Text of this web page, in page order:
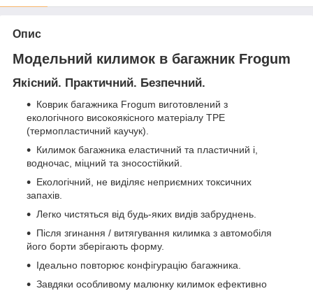
Опис
Модельний килимок в багажник Frogum
Якісний. Практичний. Безпечний.
Коврик багажника Frogum виготовлений з
екологічного високоякісного матеріалу TPE
(термопластичний каучук).
Килимок багажника еластичний та пластичний і,
водночас, міцний та зносостійкий.
Екологічний, не виділяє неприємних токсичних
запахів.
Легко чистяться від будь-яких видів забруднень.
Після згинання / витягування килимка з автомобіля
його борти зберігають форму.
Ідеально повторює конфігурацію багажника.
Завдяки особливому малюнку килимок ефективно